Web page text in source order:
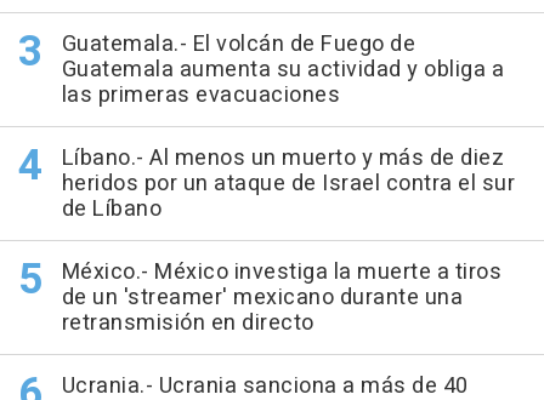
Guatemala.- El volcán de Fuego de
Guatemala aumenta su actividad y obliga a
las primeras evacuaciones
Líbano.- Al menos un muerto y más de diez
heridos por un ataque de Israel contra el sur
de Líbano
México.- México investiga la muerte a tiros
de un 'streamer' mexicano durante una
retransmisión en directo
Ucrania.- Ucrania sanciona a más de 40